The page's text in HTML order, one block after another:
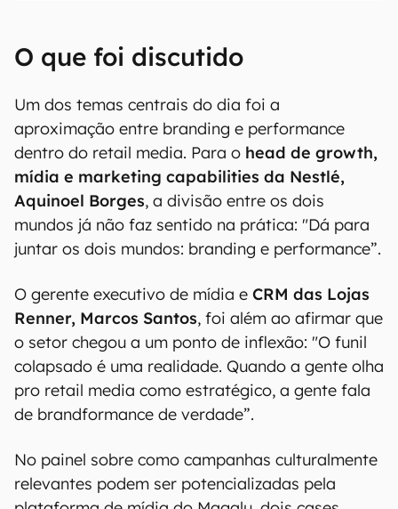
O que foi discutido
Um dos temas centrais do dia foi a
aproximação entre branding e performance
dentro do retail media. Para o head de growth,
mídia e marketing capabilities da Nestlé,
Aquinoel Borges, a divisão entre os dois
mundos já não faz sentido na prática: "Dá para
juntar os dois mundos: branding e performance”.
O gerente executivo de mídia e CRM das Lojas
Renner, Marcos Santos, foi além ao afirmar que
o setor chegou a um ponto de inflexão: "O funil
colapsado é uma realidade. Quando a gente olha
pro retail media como estratégico, a gente fala
de brandformance de verdade”.
No painel sobre como campanhas culturalmente
relevantes podem ser potencializadas pela